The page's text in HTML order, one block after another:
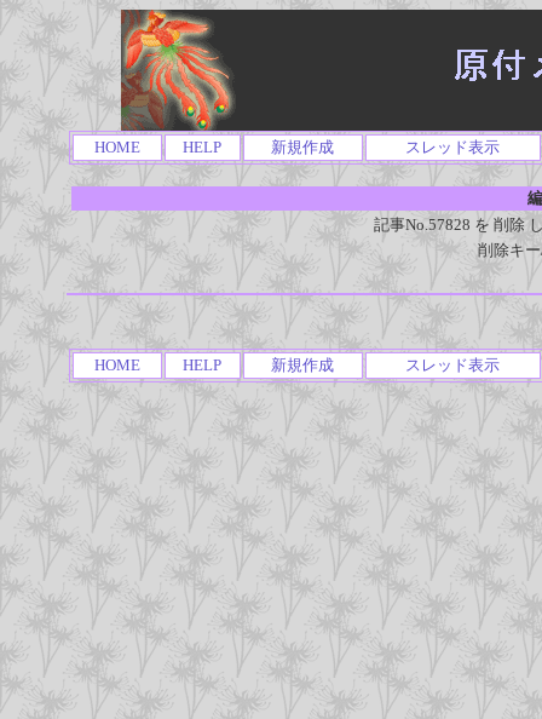
HOME HELP 新規作成 スレッド表示
記事No.57828 を 削除
削除キ
HOME HELP 新規作成 スレッド表示